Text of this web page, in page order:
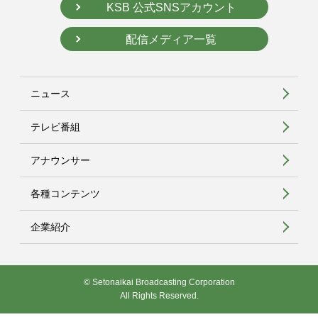
KSB 公式SNSアカウント
配信メディア一覧
ニュース
テレビ番組
アナウンサー
各種コンテンツ
企業紹介
© Setonaikai Broadcasting Corporation
All Rights Reserved.